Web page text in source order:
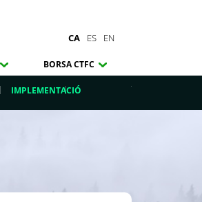
CA ES EN
BORSA CTFC
IMPLEMENTACIÓ